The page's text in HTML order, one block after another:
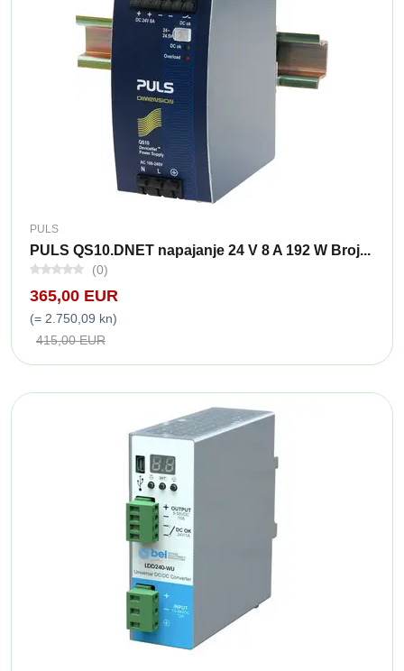
PULS
PULS QS10.DNET napajanje 24 V 8 A 192 W Broj...
(0)
365,00 EUR
(= 2.750,09 kn)
415,00 EUR